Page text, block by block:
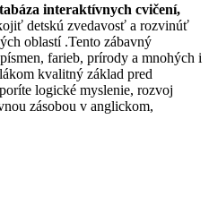
interaktívnych cvičení,
detskú zvedavosť a rozvinúť
oblastí .Tento zábavný
farieb, prírody a mnohých i
kvalitný základ pred
logické myslenie, rozvoj
zásobou v anglickom,